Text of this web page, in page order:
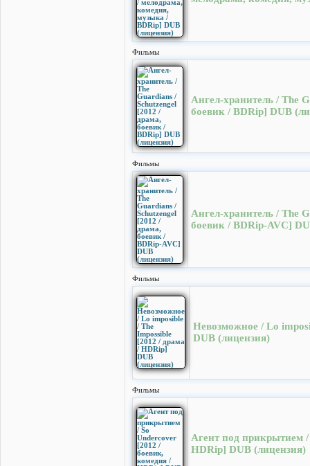
Фильмы
Ангел-хранитель / The
боевик / BDRip] DUB
Фильмы
Ангел-хранитель / The
боевик / BDRip-AVC]
Фильмы
Невозможное / Lo
DUB (лицензия)
Фильмы
Агент под прикрытием
HDRip] DUB (лицензия)